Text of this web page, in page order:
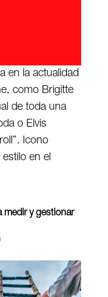
en la actualidad
como Brigitte
de toda una
o Elvis
Icono
en el
medir y gestionar